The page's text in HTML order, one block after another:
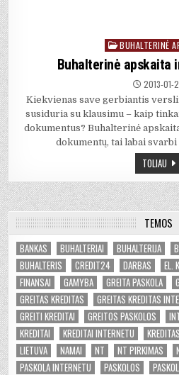
Posted
in
BUHALTERINĖ
Buhalterinė apskaita
2013-01-
Kiekvienas save gerbiantis
susiduria su klausimu – kaip
dokumentus? Buhalterinė
dokumentų, tai labai
TOLIAU
TEMOS
BANKAS BUHALTERIAI BUHALTERIJA
BUHALTERIS
CREDIT24 DARBAS EL.
FINANSAI
GAMYBA GREITA PASKOLA
GREITAS KREDITAS
GREITAS KREDITAS
GREITI KREDITAI
GREITOS PASKOLOS
KREDITAI
KREDITAI INTERNETU KREDITAS
LIETUVA
NAMAI NT NT PIRKIMAS
PASKOLA INTERNETU
PASKOLOS